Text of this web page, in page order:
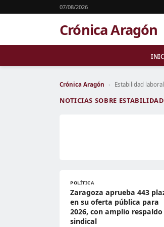
07/08/2026
Crónica Aragón
Crónica Aragón › Estabilidad laboral
NOTICIAS SOBRE
POLÍTICA
Zaragoza aprueba 443
en su oferta pública para
2026, con amplio respaldo
sindical